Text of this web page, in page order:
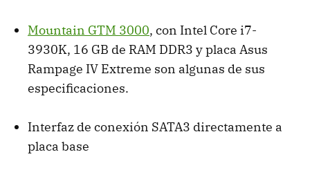
Mountain GTM 3000, con Intel Core i7-
3930K, 16 GB de RAM DDR3 y placa Asus
Rampage IV Extreme son algunas de sus
especificaciones.
Interfaz de conexión SATA3 directamente a
placa base